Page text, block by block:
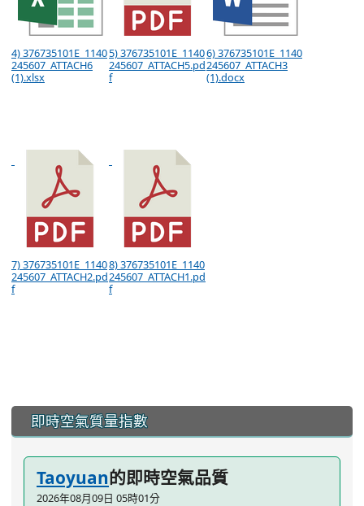
4) 376735101E_1140
245607_ATTACH6
(1).xlsx
5) 376735101E_1140
245607_ATTACH5.pd
f
6) 376735101E_1140
245607_ATTACH3
(1).docx
7) 376735101E_1140
245607_ATTACH2.pd
f
8) 376735101E_1140
245607_ATTACH1.pd
f
::: 即時空氣質量指數
Taoyuan的即時空氣品質
2026年08月09日 05時01分